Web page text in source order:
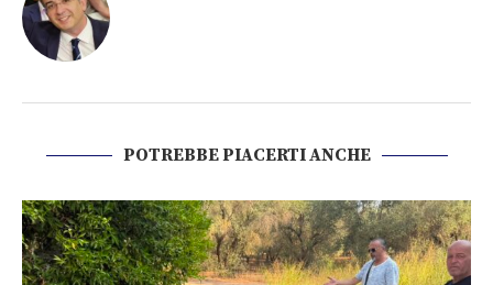
POTREBBE PIACERTI ANCHE